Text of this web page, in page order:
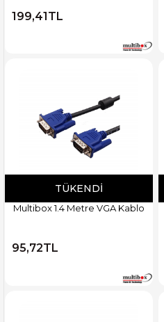
199,41TL
TÜKENDI
Multibox 1.4 Metre VGA Kablo
95,72TL